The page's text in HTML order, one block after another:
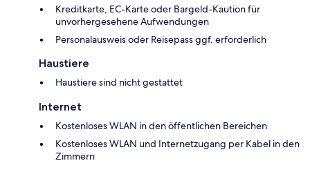
Kreditkarte, EC-Karte oder Bargeld-Kaution für
unvorhergesehene Aufwendungen
Personalausweis oder Reisepass ggf. erforderlich
Haustiere
Haustiere sind nicht gestattet
Internet
Kostenloses WLAN in den öffentlichen Bereichen
Kostenloses WLAN und Internetzugang per Kabel in den
Zimmern